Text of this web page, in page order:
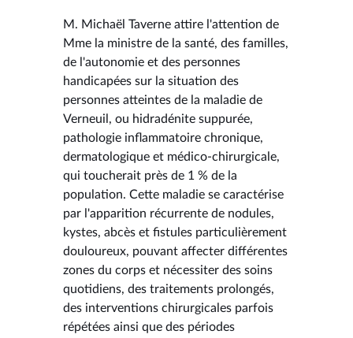
M. Michaël Taverne attire l'attention de
Mme la ministre de la santé, des familles,
de l'autonomie et des personnes
handicapées sur la situation des
personnes atteintes de la maladie de
Verneuil, ou hidradénite suppurée,
pathologie inflammatoire chronique,
dermatologique et médico-chirurgicale,
qui toucherait près de 1 % de la
population. Cette maladie se caractérise
par l'apparition récurrente de nodules,
kystes, abcès et fistules particulièrement
douloureux, pouvant affecter différentes
zones du corps et nécessiter des soins
quotidiens, des traitements prolongés,
des interventions chirurgicales parfois
répétées ainsi que des périodes